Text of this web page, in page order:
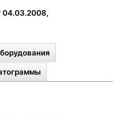
04.03.2008,